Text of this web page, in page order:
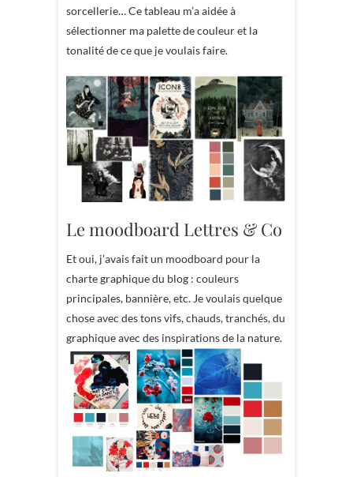
sorcellerie… Ce tableau m’a aidée à
sélectionner ma palette de couleur et la
tonalité de ce que je voulais faire.
Le moodboard Lettres & Co
Et oui, j’avais fait un moodboard pour la
charte graphique du blog : couleurs
principales, bannière, etc. Je voulais quelque
chose avec des tons vifs, chauds, tranchés, du
graphique avec des inspirations de la nature.